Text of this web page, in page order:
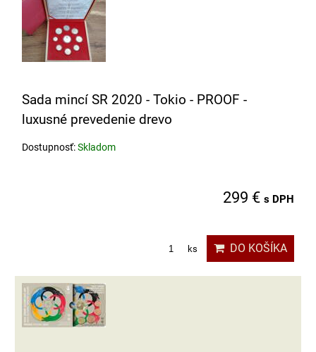
Sada mincí SR 2020 - Tokio - PROOF -
luxusné prevedenie drevo
Dostupnosť:Skladom
299 € s DPH
ks DO KOŠÍKA